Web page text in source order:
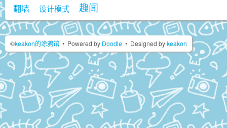
翻墙 设计模式 趣闻
©keakon的涂鸦馆 • Powered by Doodle • Designed bykeakon